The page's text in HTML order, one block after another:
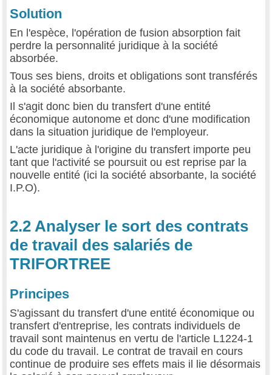
Solution
En l'espèce, l'opération de fusion absorption fait
perdre la personnalité juridique à la société
absorbée.
Tous ses biens, droits et obligations sont transférés
à la société absorbante.
Il s'agit donc bien du transfert d'une entité
économique autonome et donc d'une modification
dans la situation juridique de l'employeur.
L'acte juridique à l'origine du transfert importe peu
tant que l'activité se poursuit ou est reprise par la
nouvelle entité (ici la société absorbante, la société
I.P.O).
2.2 Analyser le sort des contrats
de travail des salariés de
TRIFORTREE
Principes
S'agissant du transfert d'une entité économique ou
transfert d'entreprise, les contrats individuels de
travail sont maintenus en vertu de l'article L1224-1
du code du travail. Le contrat de travail en cours
continue de produire ses effets mais il lie désormais